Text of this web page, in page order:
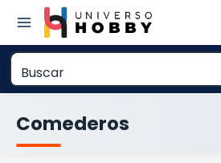
contenido
Comederos